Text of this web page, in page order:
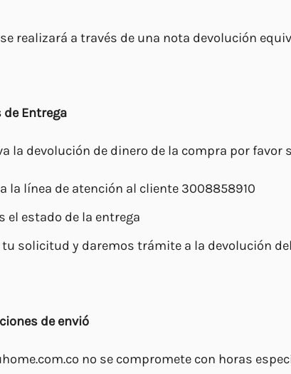
realizará a través de una nota devolución
de Entrega
la devolución de dinero de la compra por favor
la línea de atención al cliente 3008858910
el estado de la entrega
tu solicitud y daremos trámite a la devolución
de envió
no se compromete con horas